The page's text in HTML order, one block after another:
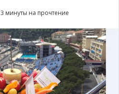
3 минуты на прочтение